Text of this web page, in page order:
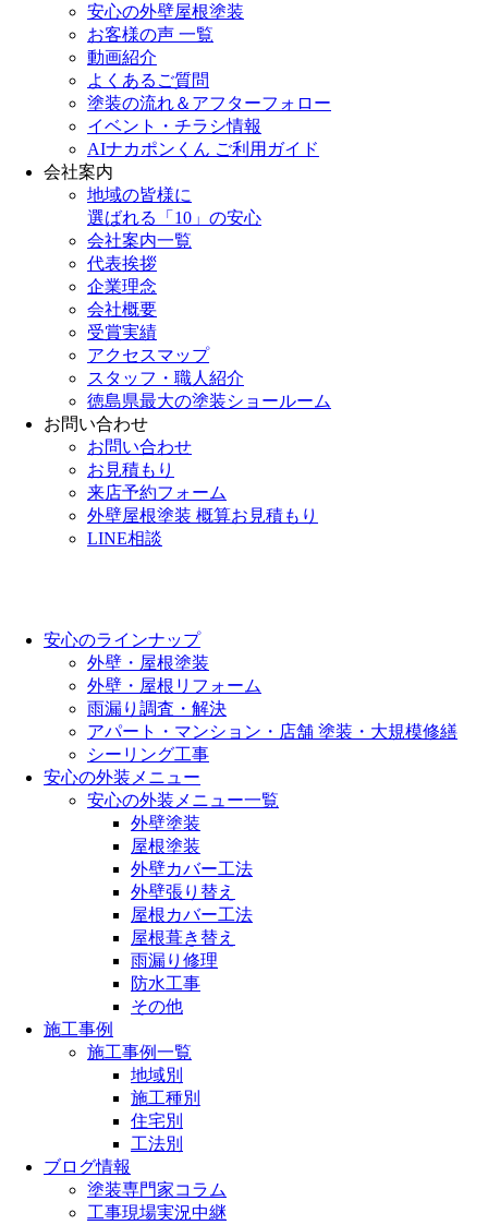
安心の外壁屋根塗装
お客様の声 一覧
動画紹介
よくあるご質問
塗装の流れ＆アフターフォロー
イベント・チラシ情報
AIナカポンくん ご利用ガイド
会社案内
地域の皆様に
選ばれる「10」の安心
会社案内一覧
代表挨拶
企業理念
会社概要
受賞実績
アクセスマップ
スタッフ・職人紹介
徳島県最大の塗装ショールーム
お問い合わせ
お問い合わせ
お見積もり
来店予約フォーム
外壁屋根塗装 概算お見積もり
LINE相談
安心のラインナップ
外壁・屋根塗装
外壁・屋根リフォーム
雨漏り調査・解決
アパート・マンション・店舗 塗装・大規模修繕
シーリング工事
安心の外装メニュー
安心の外装メニュー一覧
外壁塗装
屋根塗装
外壁カバー工法
外壁張り替え
屋根カバー工法
屋根葺き替え
雨漏り修理
防水工事
その他
施工事例
施工事例一覧
地域別
施工種別
住宅別
工法別
ブログ情報
塗装専門家コラム
工事現場実況中継